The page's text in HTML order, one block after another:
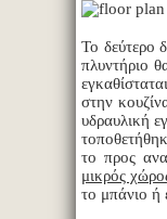
Το δεύτερο
πλυντήριο
στην
υδραυλική
το προς
μικρός
το μπάνιο ή